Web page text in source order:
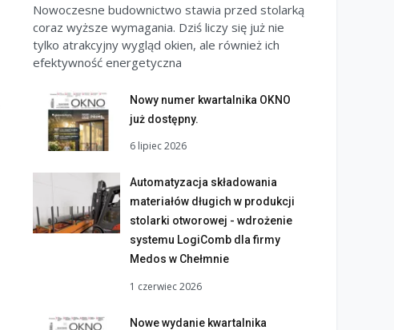
Nowoczesne budownictwo stawia przed stolarką
coraz wyższe wymagania. Dziś liczy się już nie
tylko atrakcyjny wygląd okien, ale również ich
efektywność energetyczna
Nowy numer kwartalnika OKNO
już dostępny.
6 lipiec 2026
Automatyzacja składowania
materiałów długich w produkcji
stolarki otworowej - wdrożenie
systemu LogiComb dla firmy
Medos w Chełmnie
1 czerwiec 2026
Nowe wydanie kwartalnika